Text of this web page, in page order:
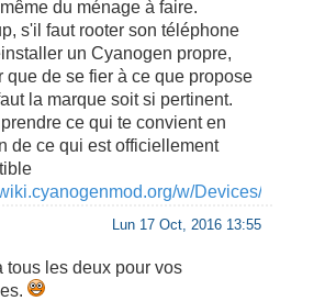
du ménage à faire.
s'il faut rooter son téléphone
un Cyanogen propre,
que de se fier à ce que propose
la marque soit si pertinent.
ce qui te convient en
de ce qui est officiellement
w/Devices/fr
Lun 17 Oct, 2016 13:55
tous les deux pour vos